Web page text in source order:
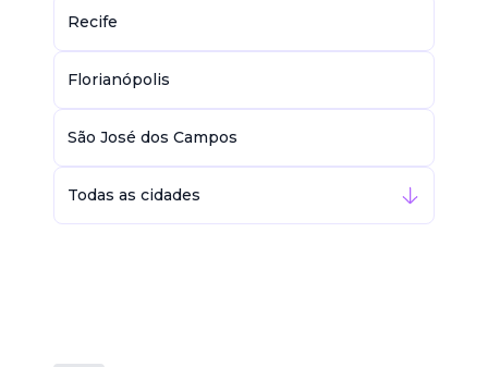
Recife
Florianópolis
São José dos Campos
Todas as cidades